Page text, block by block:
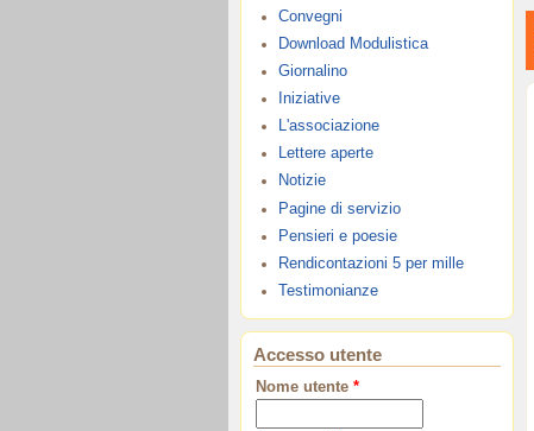
Convegni
Download Modulistica
Giornalino
Iniziative
L'associazione
Lettere aperte
Notizie
Pagine di servizio
Pensieri e poesie
Rendicontazioni 5 per mille
Testimonianze
Accesso utente
Nome utente *